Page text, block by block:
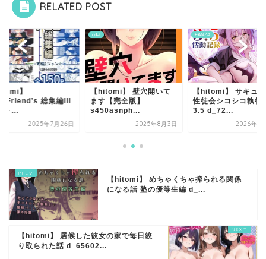
RELATED POST
】
総集編III
＋...
2025年7月26日
ddat
【hitomi】 壁穴開いて
ます【完全版】
s450asnph...
2025年8月3日
FANZA
【hitomi】 サキュ
性徒会シコシコ執行
3.5 d_72...
2026年1
【hitomi】 めちゃくちゃ搾られる関係
になる話 塾の優等生編 d_...
【hitomi】 居候した彼女の家で毎日絞
り取られた話 d_65602...